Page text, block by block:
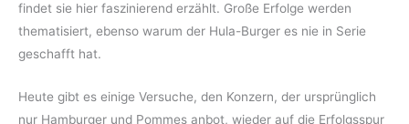
findet sie hier faszinierend erzählt. Große Erfolge werden
thematisiert, ebenso warum der Hula-Burger es nie in Serie
geschafft hat.
Heute gibt es einige Versuche, den Konzern, der ursprünglich
nur Hamburger und Pommes anbot, wieder auf die Erfolgsspur